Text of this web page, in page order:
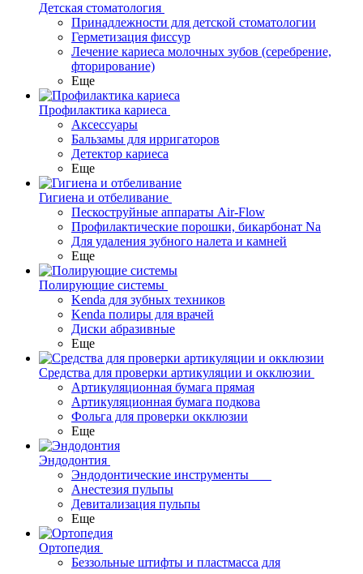
Детская стоматология
Принадлежности для детской стоматологии
Герметизация фиссур
Лечение кариеса молочных зубов (серебрение,
фторирование)
Еще
Профилактика кариеса
Аксессуары
Бальзамы для ирригаторов
Детектор кариеса
Еще
Гигиена и отбеливание
Пескоструйные аппараты Air-Flow
Профилактические порошки, бикарбонат Na
Для удаления зубного налета и камней
Еще
Полирующие системы
Kenda для зубных техников
Kenda полиры для врачей
Диски абразивные
Еще
Средства для проверки артикуляции и окклюзии
Артикуляционная бумага прямая
Артикуляционная бумага подкова
Фольга для проверки окклюзии
Еще
Эндодонтия
Эндодонтические инструменты
Анестезия пульпы
Девитализация пульпы
Еще
Ортопедия
Беззольные штифты и пластмасса для